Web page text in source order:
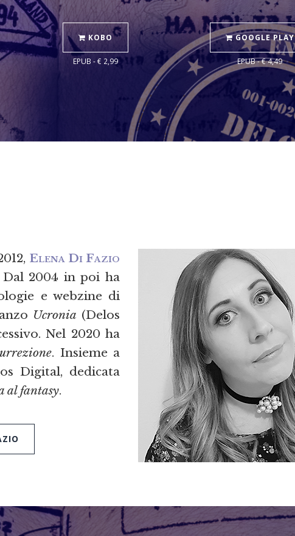
KOBO
EPUB - € 2,99
GOOGLE PLAY
EPUB - € 4,49
Elena Di Fazio
Dal 2004 in poi ha
e webzine di
Ucronia (Delos
Nel 2020 ha
. Insieme a
Digital, dedicata
al fantasy.